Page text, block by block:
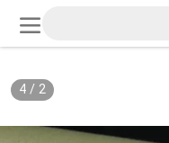
2
/
4